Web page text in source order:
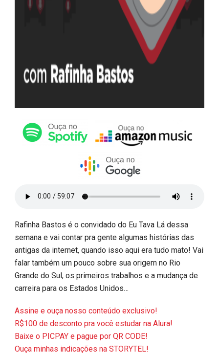
Rafinha Bastos é o convidado do Eu Tava Lá dessa
semana e vai contar pra gente algumas histórias das
antigas da internet, quando isso aqui era tudo mato! Vai
falar também um pouco sobre sua origem no Rio
Grande do Sul, os primeiros trabalhos e a mudança de
carreira para os Estados Unidos…
Assine e ouça nosso conteúdo exclusivo!
R$100 de desconto pra você estudar na Alura!
Baixe o PICPAY e pague por QR CODE!
Ouça minhas indicações na STORYTEL!